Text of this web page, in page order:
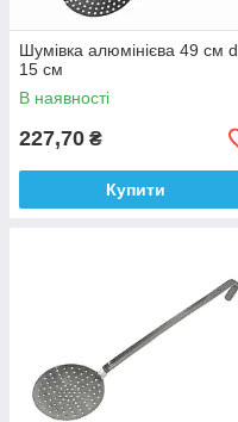
Шумівка алюмінієва 49 см d
15 см
В наявності
227,70 ₴
Купити